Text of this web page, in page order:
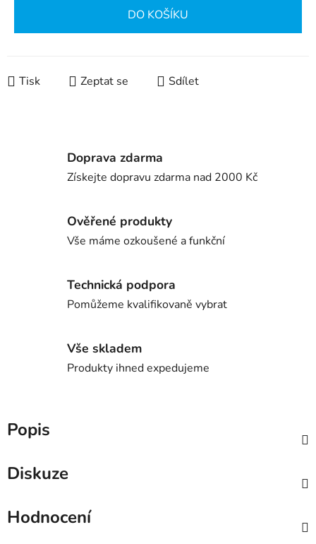
DO KOŠÍKU
Tisk Zeptat se Sdílet
Doprava zdarma
Získejte dopravu zdarma nad 2000 Kč
Ověřené produkty
Vše máme ozkoušené a funkční
Technická podpora
Pomůžeme kvalifikovaně vybrat
Vše skladem
Produkty ihned expedujeme
Popis
Diskuze
Hodnocení